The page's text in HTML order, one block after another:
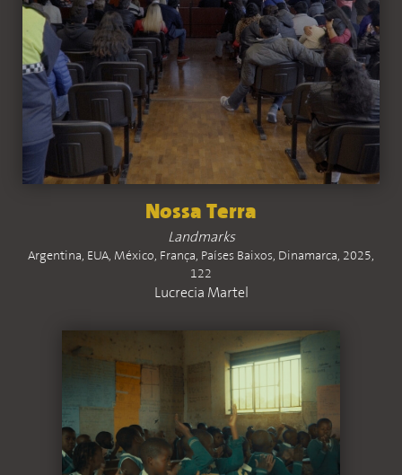
Nossa Terra
Landmarks
Argentina, EUA, México, França, Países Baixos, Dinamarca, 2025,
122
Lucrecia Martel